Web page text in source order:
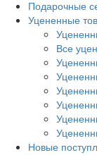
Подарочные
Уцененные
Все
Новые